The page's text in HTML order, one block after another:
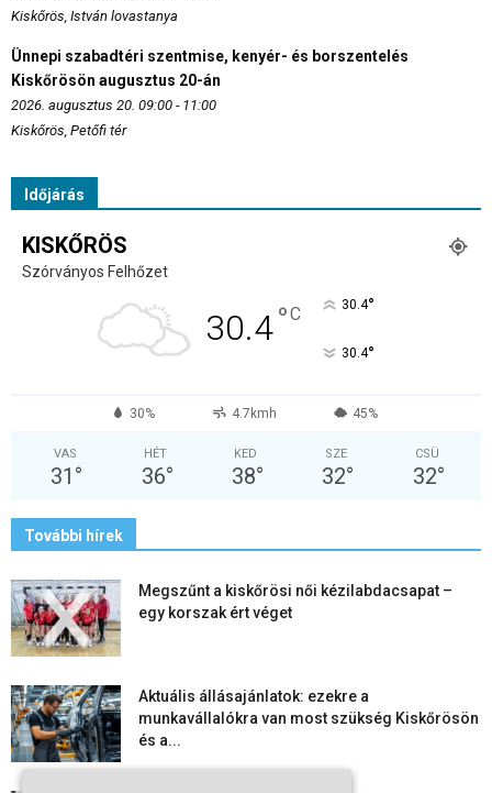
Kiskőrös, István lovastanya
Ünnepi szabadtéri szentmise, kenyér- és borszentelés
Kiskőrösön augusztus 20-án
2026. augusztus 20. 09:00 - 11:00
Kiskőrös, Petőfi tér
Időjárás
KISKŐRÖS
Szórványos Felhőzet
30.4°C 30.4°
30.4°
30% 4.7kmh 45%
VAS
31 °
HÉT
36°
KED
38°
SZE
32°
CSÜ
32°
További hírek
Megszűnt a kiskőrösi női kézilabdacsapat –
egy korszak ért véget
Aktuális állásajánlatok: ezekre a
munkavállalókra van most szükség Kiskőrösön
és a...